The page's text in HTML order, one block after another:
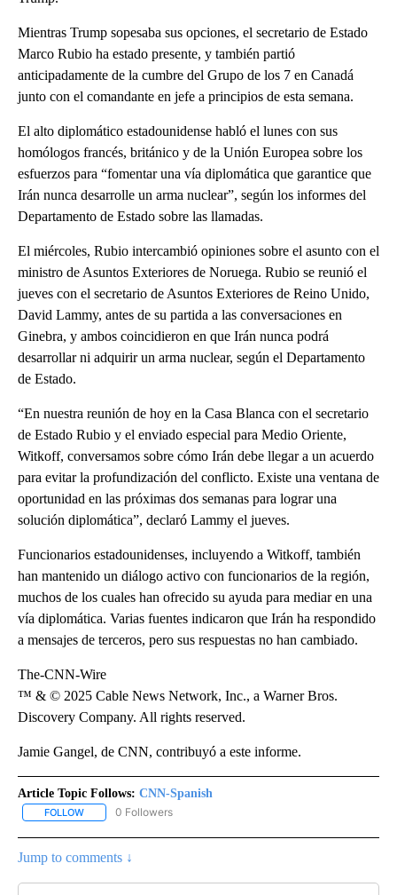
Mientras Trump sopesaba sus opciones, el secretario de Estado
Marco Rubio ha estado presente, y también partió
anticipadamente de la cumbre del Grupo de los 7 en Canadá
junto con el comandante en jefe a principios de esta semana.
El alto diplomático estadounidense habló el lunes con sus
homólogos francés, británico y de la Unión Europea sobre los
esfuerzos para “fomentar una vía diplomática que garantice que
Irán nunca desarrolle un arma nuclear”, según los informes del
Departamento de Estado sobre las llamadas.
El miércoles, Rubio intercambió opiniones sobre el asunto con el
ministro de Asuntos Exteriores de Noruega. Rubio se reunió el
jueves con el secretario de Asuntos Exteriores de Reino Unido,
David Lammy, antes de su partida a las conversaciones en
Ginebra, y ambos coincidieron en que Irán nunca podrá
desarrollar ni adquirir un arma nuclear, según el Departamento
de Estado.
“En nuestra reunión de hoy en la Casa Blanca con el secretario
de Estado Rubio y el enviado especial para Medio Oriente,
Witkoff, conversamos sobre cómo Irán debe llegar a un acuerdo
para evitar la profundización del conflicto. Existe una ventana de
oportunidad en las próximas dos semanas para lograr una
solución diplomática”, declaró Lammy el jueves.
Funcionarios estadounidenses, incluyendo a Witkoff, también
han mantenido un diálogo activo con funcionarios de la región,
muchos de los cuales han ofrecido su ayuda para mediar en una
vía diplomática. Varias fuentes indicaron que Irán ha respondido
a mensajes de terceros, pero sus respuestas no han cambiado.
The-CNN-Wire
™ & © 2025 Cable News Network, Inc., a Warner Bros.
Discovery Company. All rights reserved.
Jamie Gangel, de CNN, contribuyó a este informe.
Article Topic Follows: CNN-Spanish
FOLLOW FOLLOW "CNN-SPANISH" TO RECEIVE NOTIFICATIONS ABOUT
0 Followers
Jump to comments ↓